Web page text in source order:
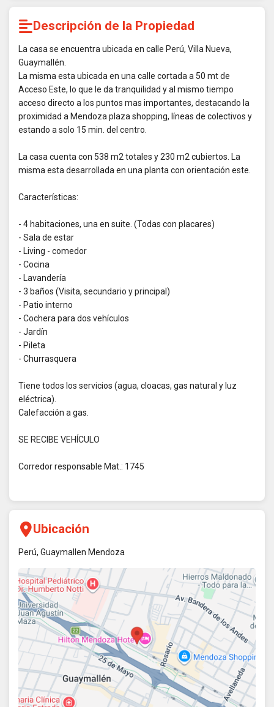
Descripción de la Propiedad
La casa se encuentra ubicada en calle Perú, Villa Nueva,
Guaymallén.
La misma esta ubicada en una calle cortada a 50 mt de
Acceso Este, lo que le da tranquilidad y al mismo tiempo
acceso directo a los puntos mas importantes, destacando la
proximidad a Mendoza plaza shopping, líneas de colectivos y
estando a solo 15 min. del centro.
La casa cuenta con 538 m2 totales y 230 m2 cubiertos. La
misma esta desarrollada en una planta con orientación este.
Características:
- 4 habitaciones, una en suite. (Todas con placares)
- Sala de estar
- Living - comedor
- Cocina
- Lavandería
- 3 baños (Visita, secundario y principal)
- Patio interno
- Cochera para dos vehículos
- Jardín
- Pileta
- Churrasquera
Tiene todos los servicios (agua, cloacas, gas natural y luz
eléctrica).
Calefacción a gas.
SE RECIBE VEHÍCULO
Corredor responsable Mat.: 1745
Ubicación
Perú, Guaymallen Mendoza